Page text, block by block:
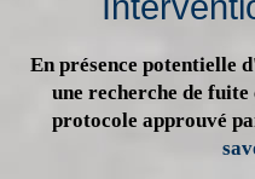
En présence potentielle
une recherche de fuite
protocole approuvé